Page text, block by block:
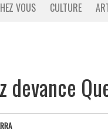
VOUS CULTURE
devance